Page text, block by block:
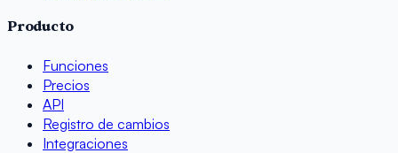
Producto
Funciones
Precios
API
Registro de cambios
Integraciones